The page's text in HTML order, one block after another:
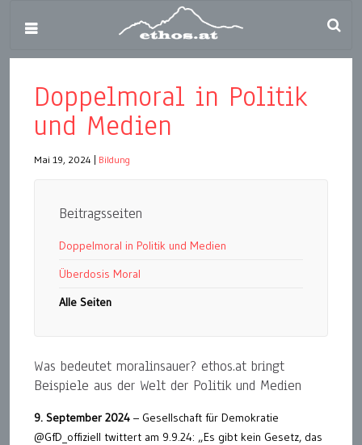
Doppelmoral in Politik
und Medien
Mai 19, 2024 Bildung
Beitragsseiten
Doppelmoral in Politik und Medien
Überdosis Moral
Alle Seiten
Was bedeutet moralinsauer? ethos.at bringt
Beispiele aus der Welt der Politik und Medien
9. September 2024 – Gesellschaft für Demokratie
@GfD_offiziell twittert am 9.9.24: „Es gibt kein Gesetz, das